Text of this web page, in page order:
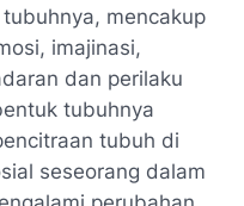
mencakup
imajinasi,
dan perilaku
tubuhnya
tubuh di
seseorang dalam